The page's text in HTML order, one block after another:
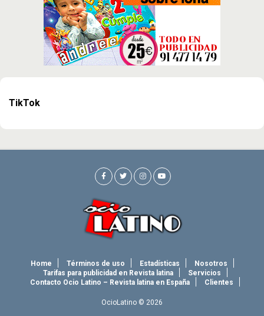
TikTok
Home Términos de uso Estadísticas
Nosotros
Tarifas para publicidad en Revista latina
Servicios
Contacto Ocio Latino – Revista latina en España
Clientes
OcioLatino © 2026